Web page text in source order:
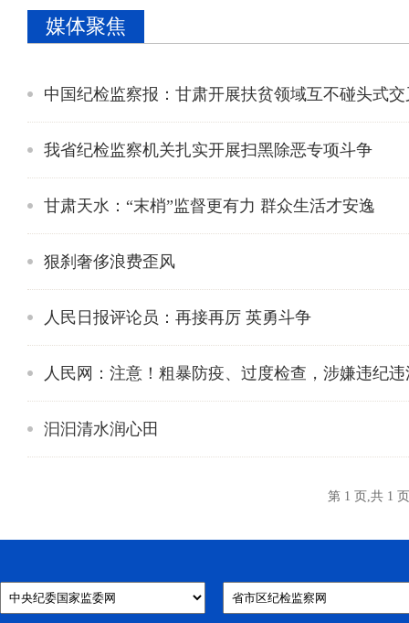
媒体聚焦
中国纪检监察报：甘肃开展扶贫领域互不碰头式
我省纪检监察机关扎实开展扫黑除恶专项斗争
甘肃天水：“末梢”监督更有力 群众生活才安逸
狠刹奢侈浪费歪风
人民日报评论员：再接再厉 英勇斗争
人民网：注意！粗暴防疫、过度检查，涉嫌违纪违
汩汩清水润心田
第 1 页,共 1 页